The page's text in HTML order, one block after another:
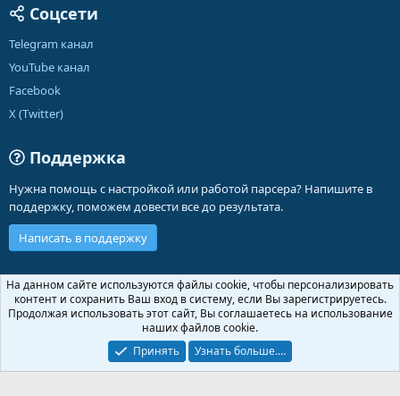
Соцсети
Telegram канал
YouTube канал
Facebook
X (Twitter)
Поддержка
Нужна помощь с настройкой или работой парсера? Напишите в
поддержку, поможем довести все до результата.
Написать в поддержку
Russian (RU)
Обратная связь
Условия и правила
Политика конфиденциальности
Помощь
Community platform by XenForo ® © 2010-2026 XenForo Ltd.
На данном сайте используются файлы cookie, чтобы персонализировать
контент и сохранить Ваш вход в систему, если Вы зарегистрируетесь.
Продолжая использовать этот сайт, Вы соглашаетесь на использование
наших файлов cookie.
Принять
Узнать больше.…